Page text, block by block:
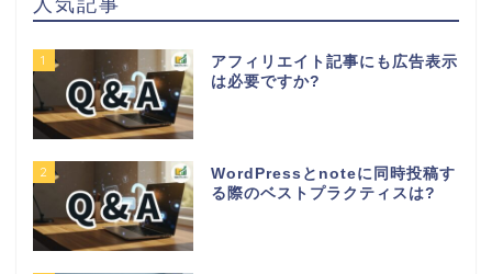
1
アフィリエイト記事にも広告表示
は必要ですか?
2
WordPressとnoteに同時投稿す
る際のベストプラクティスは?